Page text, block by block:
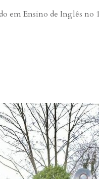
em Ensino de Inglês